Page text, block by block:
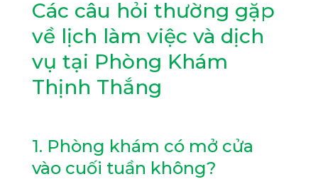
Các câu hỏi thường gặp
về lịch làm việc và dịch
vụ tại Phòng Khám
Thịnh Thắng
1. Phòng khám có mở cửa
vào cuối tuần không?